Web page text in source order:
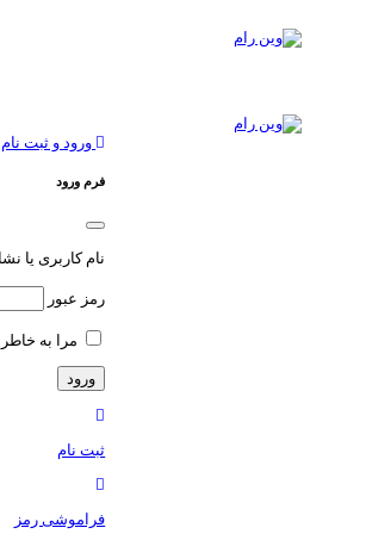
ورود و ثبت نام
فرم ورود
نام کاربری یا
رمز عبور
مرا به خاطر
ثبت نام
فراموشی رمز